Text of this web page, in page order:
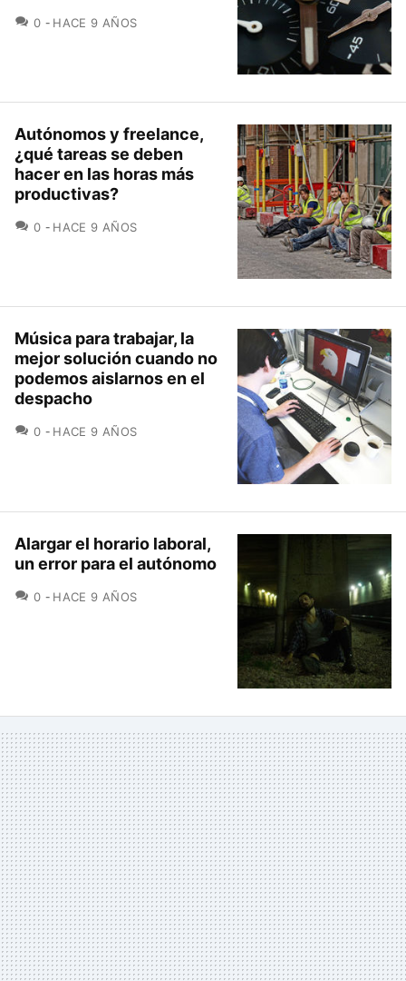
0 COMENTARIOS
HACE 9 AÑOS
Autónomos y freelance,
¿qué tareas se deben
hacer en las horas más
productivas?
0 COMENTARIOS
HACE 9 AÑOS
Música para trabajar, la
mejor solución cuando no
podemos aislarnos en el
despacho
0 COMENTARIOS
HACE 9 AÑOS
Alargar el horario laboral,
un error para el autónomo
0 COMENTARIOS
HACE 9 AÑOS